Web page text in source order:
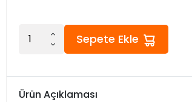
Sepete Ekle
Ürün Açıklaması